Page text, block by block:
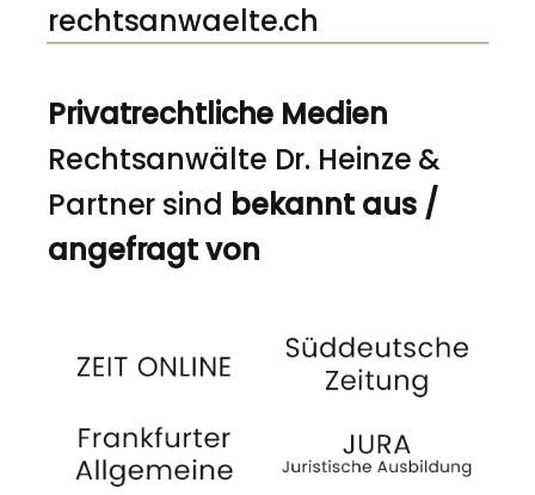
rechtsanwaelte.ch
Privatrechtliche Medien
Rechtsanwälte Dr. Heinze &
Partner sind bekannt aus /
angefragt von